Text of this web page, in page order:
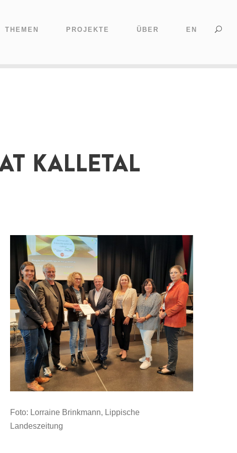
THEMEN PROJEKTE ÜBER EN
KALLETAL
Foto: Lorraine Brinkmann, Lippische
Landeszeitung